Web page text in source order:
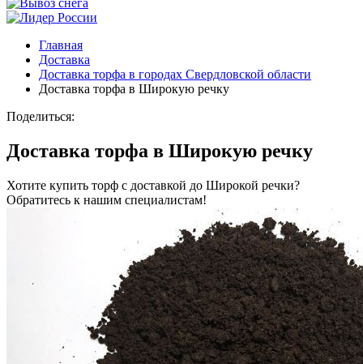
Главная
Доставка
Доставка торфа в городах Свердловской области
Доставка торфа в Широкую речку
Поделиться:
Доставка торфа в Широкую речку
Хотите купить торф с доставкой до Широкой речки?
Обратитесь к нашим специалистам!